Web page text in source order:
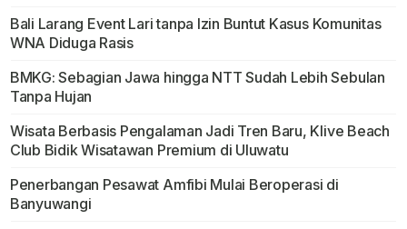
Bali Larang Event Lari tanpa Izin Buntut Kasus Komunitas
WNA Diduga Rasis
BMKG: Sebagian Jawa hingga NTT Sudah Lebih Sebulan
Tanpa Hujan
Wisata Berbasis Pengalaman Jadi Tren Baru, Klive Beach
Club Bidik Wisatawan Premium di Uluwatu
Penerbangan Pesawat Amfibi Mulai Beroperasi di
Banyuwangi